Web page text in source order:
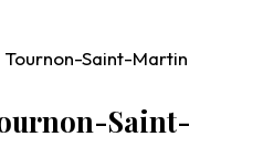
Tournon-Saint-Martin
Saint-